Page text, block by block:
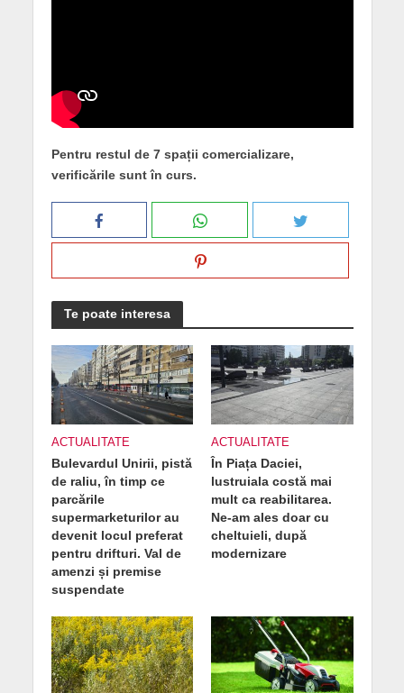
Pentru restul de 7 spații comercializare,
verificările sunt în curs.
Te poate interesa
ACTUALITATE
Bulevardul Unirii, pistă
de raliu, în timp ce
parcările
supermarketurilor au
devenit locul preferat
pentru drifturi. Val de
amenzi și premise
suspendate
ACTUALITATE
În Piața Daciei,
lustruiala costă mai
mult ca reabilitarea.
Ne-am ales doar cu
cheltuieli, după
modernizare